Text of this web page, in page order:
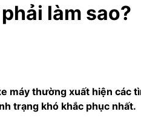
làm sao?
máy thường xuất hiện các
trạng khó khắc phục nhất.